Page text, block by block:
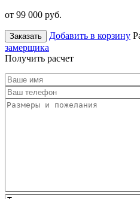
от 99 000 руб.
Заказать Добавить в корзину
замерщика
Получить расчет